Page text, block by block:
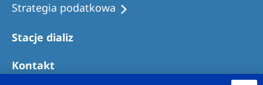
Strategia podatkowa
Stacje dializ
Kontakt